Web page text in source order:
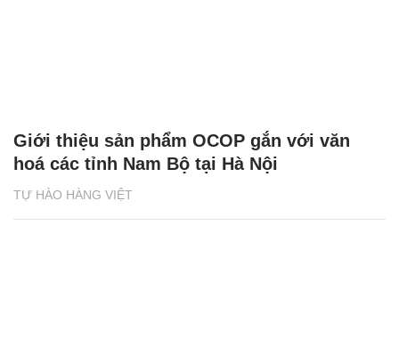
TỰ HÀO HÀNG VIỆT
Giới thiệu sản phẩm OCOP gắn với văn
hoá các tỉnh Nam Bộ tại Hà Nội